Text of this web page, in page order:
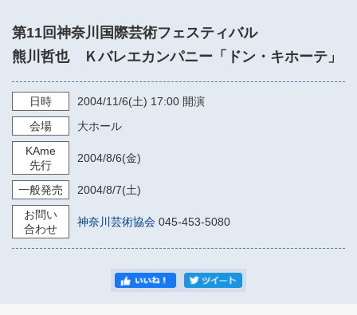
第11回神奈川国際芸術フェスティバル
熊川哲也 Ｋバレエカンパニー「ドン・キホーテ」
日時 2004/11/6(土) 17:00 開演
会場
大ホール
KAme
先行
2004/8/6(金)
一般発売 2004/8/7(土)
お問い
合わせ
神奈川芸術協会 045-453-5080